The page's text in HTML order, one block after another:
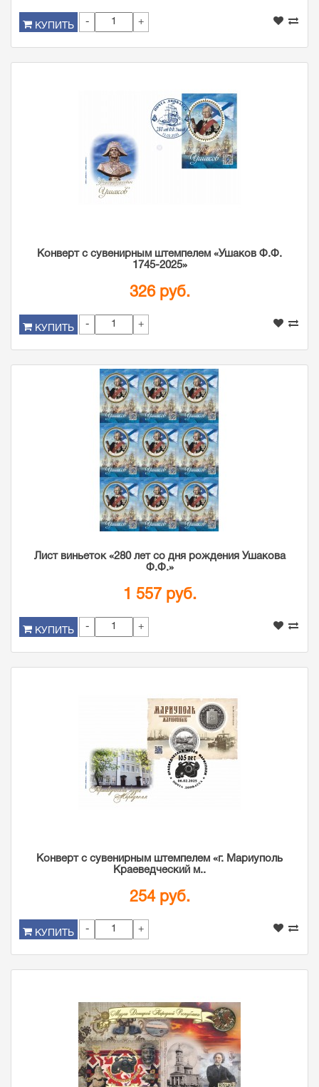
КУПИТЬ - +
Конверт с сувенирным штемпелем «Ушаков Ф.Ф.
1745-2025»
326 руб.
КУПИТЬ - +
Лист виньеток «280 лет со дня рождения Ушакова
Ф.Ф.»
1 557 руб.
КУПИТЬ - +
Конверт с сувенирным штемпелем «г. Мариуполь
Краеведческий м..
254 руб.
КУПИТЬ - +